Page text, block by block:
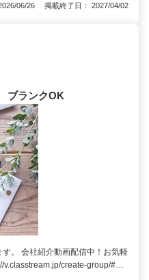
06/26 掲載終了日： 2027/04/02
ブランクOK
。 会社紹介動画配信中！お気軽
v.classtream.jp/create-group/#…